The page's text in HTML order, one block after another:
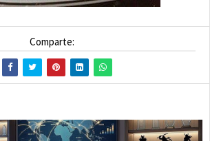
Comparte: